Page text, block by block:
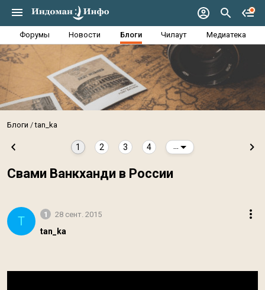
Форумы Новости Блоги Чилаут Медиатека
Блоги tan_ka
1 2 3 4
Свами Ванкханди в России
T 1 28 сент. 2015
tan_ka